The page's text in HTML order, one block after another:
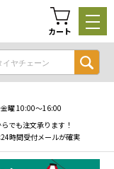
カート
曜 10:00〜16:00
でも注文承ります！
時間受付メールが確実